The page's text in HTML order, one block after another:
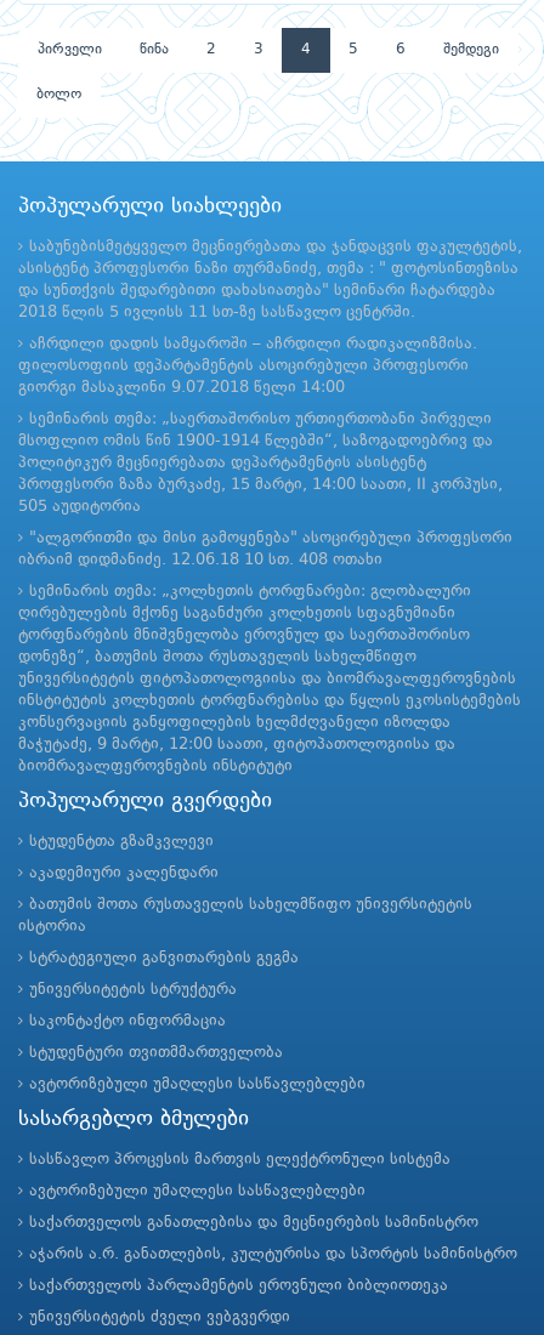
პირველი წინა 2 3 4 5 6 შემდეგი
ბოლო
პოპულარული სიახლეები
საბუნებისმეტყველო მეცნიერებათა და ჯანდაცვის ფაკულტეტის,
ასისტენტ პროფესორი ნაზი თურმანიძე, თემა : " ფოტოსინთეზისა
და სუნთქვის შედარებითი დახასიათება" სემინარი ჩატარდება
2018 წლის 5 ივლისს 11 სთ-ზე სასწავლო ცენტრში.
აჩრდილი დადის სამყაროში – აჩრდილი რადიკალიზმისა.
ფილოსოფიის დეპარტამენტის ასოცირებული პროფესორი
გიორგი მასაკლინი 9.07.2018 წელი 14:00
სემინარის თემა: „საერთაშორისო ურთიერთობანი პირველი
მსოფლიო ომის წინ 1900-1914 წლებში“, საზოგადოებრივ და
პოლიტიკურ მეცნიერებათა დეპარტამენტის ასისტენტ
პროფესორი ზაზა ბურკაძე, 15 მარტი, 14:00 საათი, II კორპუსი,
505 აუდიტორია
"ალგორითმი და მისი გამოყენება" ასოცირებული პროფესორი
იბრაიმ დიდმანიძე. 12.06.18 10 სთ. 408 ოთახი
სემინარის თემა: „კოლხეთის ტორფნარები: გლობალური
ღირებულების მქონე საგანძური კოლხეთის სფაგნუმიანი
ტორფნარების მნიშვნელობა ეროვნულ და საერთაშორისო
დონეზე“, ბათუმის შოთა რუსთაველის სახელმწიფო
უნივერსიტეტის ფიტოპათოლოგიისა და ბიომრავალფეროვნების
ინსტიტუტის კოლხეთის ტორფნარებისა და წყლის ეკოსისტემების
კონსერვაციის განყოფილების ხელმძღვანელი იზოლდა
მაჭუტაძე, 9 მარტი, 12:00 საათი, ფიტოპათოლოგიისა და
ბიომრავალფეროვნების ინსტიტუტი
პოპულარული გვერდები
სტუდენტთა გზამკვლევი
აკადემიური კალენდარი
ბათუმის შოთა რუსთაველის სახელმწიფო უნივერსიტეტის
ისტორია
სტრატეგიული განვითარების გეგმა
უნივერსიტეტის სტრუქტურა
საკონტაქტო ინფორმაცია
სტუდენტური თვითმმართველობა
ავტორიზებული უმაღლესი სასწავლებლები
სასარგებლო ბმულები
სასწავლო პროცესის მართვის ელექტრონული სისტემა
ავტორიზებული უმაღლესი სასწავლებლები
საქართველოს განათლებისა და მეცნიერების სამინისტრო
აჭარის ა.რ. განათლების, კულტურისა და სპორტის სამინისტრო
საქართველოს პარლამენტის ეროვნული ბიბლიოთეკა
უნივერსიტეტის ძველი ვებგვერდი